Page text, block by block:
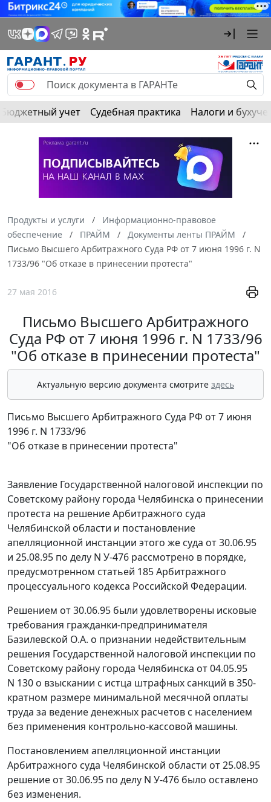
Бюджетный учет Судебная практика Налоги и
Продукты и услуги
Информационно-правовое
обеспечение
ПРАЙМ
Документы ленты ПРАЙМ
Письмо Высшего Арбитражного Суда РФ от 7 июня 1996 г. N
1733/96 "Об отказе в принесении протеста"
27 мая 2016
Письмо Высшего Арбитражного
Суда РФ от 7 июня 1996 г. N 1733/96
"Об отказе в принесении протеста"
Актуальную версию документа смотрите здесь
Письмо Высшего Арбитражного Суда РФ от 7 июня
1996 г. N 1733/96
"Об отказе в принесении протеста"
Заявление Государственной налоговой инспекции по
Советскому району города Челябинска о принесении
протеста на решение Арбитражного суда
Челябинской области и постановление
апелляционной инстанции этого же суда от 30.06.95
и 25.08.95 по делу N У-476 рассмотрено в порядке,
предусмотренном статьей 185Арбитражного
процессуального кодекса Российской Федерации.
Решением от 30.06.95 были удовлетворены исковые
требования гражданки-предпринимателя
Базилевской О.А. о признании недействительным
решения Государственной налоговой инспекции по
Советскому району города Челябинска от 04.05.95
N 130 о взыскании с истца штрафных санкций в 350-
кратном размере минимальной месячной оплаты
труда за ведение денежных расчетов с населением
без применения контрольно-кассовой машины.
Постановлением апелляционной инстанции
Арбитражного суда Челябинской области от 25.08.95
решение от 30.06.95 по делу N У-476 было оставлено
без изменения.